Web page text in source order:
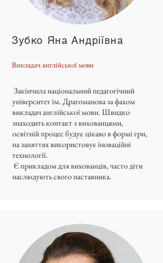
Зубко Яна Андріївна
Викладач англійської мови
Закінчила національний педагогічний
університет ім. Драгоманова за фахом
викладач англійської мови. Швидко
знаходить контакт з вихованцями,
освітній процес будує цікаво в формі гри,
на заняттях використовує іноваційні
технології.
Є прикладом для вихованців, часто діти
наслюдують свого наставника.